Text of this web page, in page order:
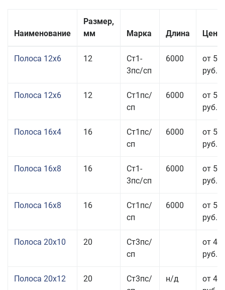
Наименование
Размер,
мм
Марка Длина Цена
Полоса 12x6 12
Ст1-
3пс/сп
6000
от 53
руб.
Полоса 12x6 12
Ст1пс/
сп
6000
от 53
руб.
Полоса 16x4 16
Ст1пс/
сп
6000
от 53
руб.
Полоса 16x8 16
Ст1-
3пс/сп
6000
от 55
руб.
Полоса 16x8 16
Ст1пс/
сп
6000
от 55
руб.
Полоса 20x10 20
Ст3пс/
сп
от 44
руб.
Полоса 20x12 20
Ст3пс/
н/д
от 44